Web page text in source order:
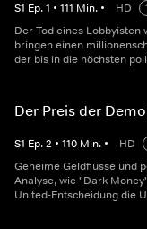
S1 Ep.1 • 111 Min. • HD
Der Tod eines Lobbyisten
bringen einen
der bis in die höchsten
Der Preis der
S1 Ep.2 • 110 Min. • HD
Geheime Geldflüsse und
Analyse, wie "Dark
United-Entscheidung die